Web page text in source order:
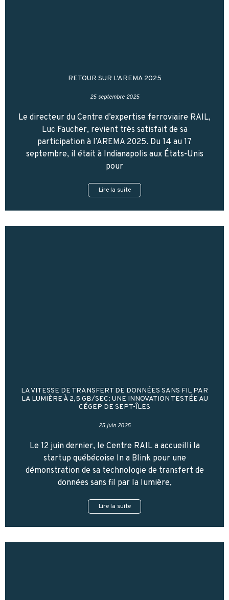
RETOUR SUR L’AREMA 2025
25 septembre 2025
Le directeur du Centre d’expertise ferroviaire RAIL,
Luc Faucher, revient très satisfait de sa
participation à l’AREMA 2025. Du 14 au 17
septembre, il était à Indianapolis aux États-Unis
pour
Lire la suite
LA VITESSE DE TRANSFERT DE DONNÉES SANS FIL PAR
LA LUMIÈRE À 2,5 GB/SEC: UNE INNOVATION TESTÉE AU
CÉGEP DE SEPT-ÎLES
25 juin 2025
Le 12 juin dernier, le Centre RAIL a accueilli la
startup québécoise In a Blink pour une
démonstration de sa technologie de transfert de
données sans fil par la lumière,
Lire la suite